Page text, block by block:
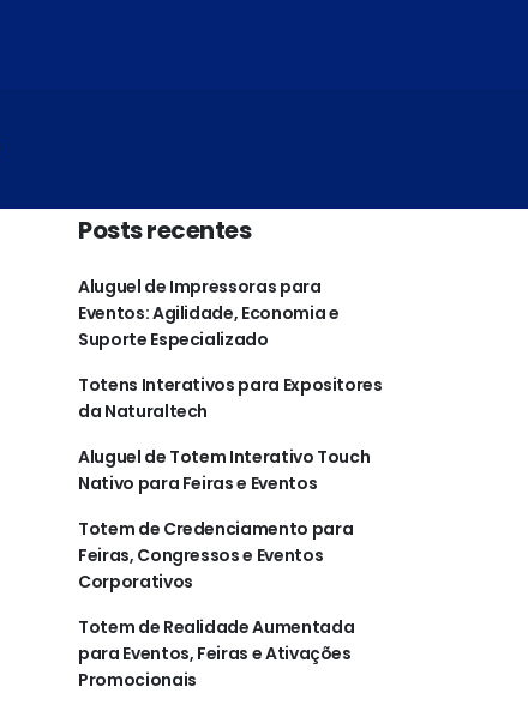
Posts recentes
Aluguel de Impressoras para
Eventos: Agilidade, Economia e
Suporte Especializado
Totens Interativos para Expositores
da Naturaltech
Aluguel de Totem Interativo Touch
Nativo para Feiras e Eventos
Totem de Credenciamento para
Feiras, Congressos e Eventos
Corporativos
Totem de Realidade Aumentada
para Eventos, Feiras e Ativações
Promocionais